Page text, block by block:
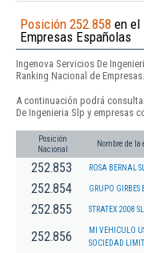
Posición 252.858 en el
Empresas Españolas
Ingenova Servicios De
Ranking Nacional de Empresas.
A continuación podrá
De Ingenieria Slp y empresas
Posición
Nacional
Nombre de la
252.853 ROSA BERNAL SL
252.854 GRUPO GIRBES
252.855 STRATEX 2008 SL
252.856
MI VEHICULO
SOCIEDAD